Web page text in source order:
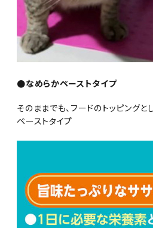
●なめらかペーストタイプ
そのままでも、フードのトッピング
ペーストタイプ